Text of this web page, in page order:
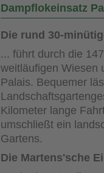
Dampflokeinsatz
Die rund 30-
... führt durch die
weitläufigen Wiesen
Palais. Bequemer
Kilometer lange
umschließt ein
Gartens.
Die Martens'sche